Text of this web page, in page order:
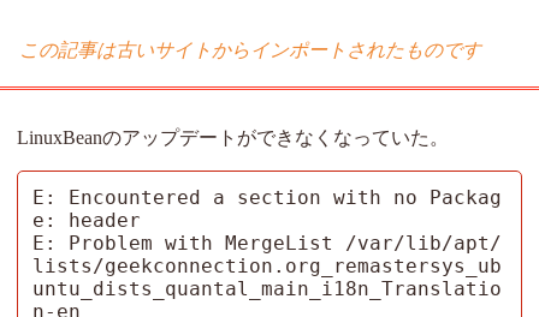
この記事は古いサイトからインポートされたものです
LinuxBeanのアップデートができなくなっていた。
E: Encountered a section with no Packag
e: header
E: Problem with MergeList /var/lib/apt/
lists/geekconnection.org_remastersys_ub
untu_dists_quantal_main_i18n_Translatio
n-en